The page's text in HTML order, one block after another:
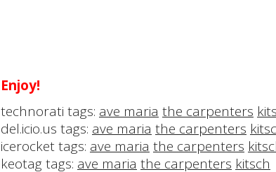
Enjoy!
technorati tags: ave maria the carpenters
del.icio.us tags: ave maria the carpenters
icerocket tags: ave maria the carpenters
keotag tags: ave maria the carpenters kitsch